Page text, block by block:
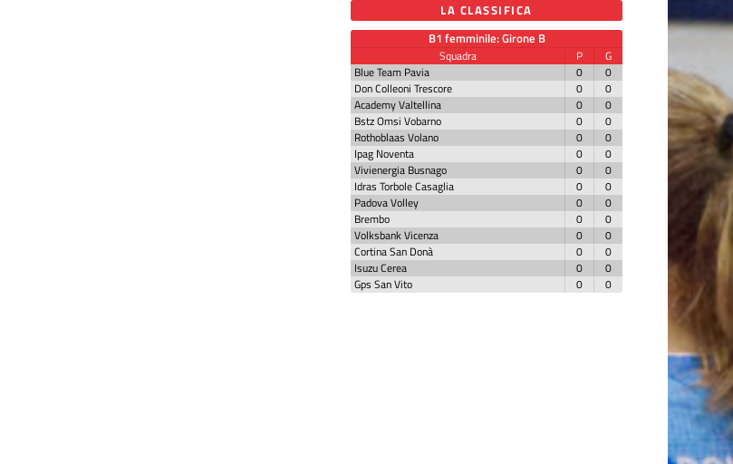
LA CLASSIFICA
B1 femminile: Girone B
Squadra P
G
Blue Team Pavia
0
0
Don Colleoni Trescore
0
0
Academy Valtellina
0
0
Bstz Omsi Vobarno
0
0
Rothoblaas Volano
0
0
Ipag Noventa
0
0
Vivienergia Busnago
0
0
Idras Torbole Casaglia
0
0
Padova Volley
0
0
Brembo
0
0
Volksbank Vicenza
0
0
Cortina San Donà
0
0
Isuzu Cerea
0
0
Gps San Vito
0 0